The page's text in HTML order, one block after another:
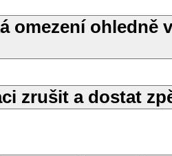
omezení ohledně
zrušit a dostat